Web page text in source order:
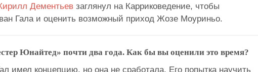
Дементьев заглянул на Карриковедение, чтобы
Гала и оценить возможный приход Жозе Моуриньо.
Юнайтед» почти два года. Как бы вы оценили это время?
имел концепцию, но она не сработала. Его попытка научить